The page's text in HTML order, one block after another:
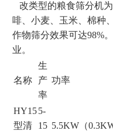
改类型的粮食筛分机
啡、小麦、玉米、棉种
作物筛分效果可达98%
业。
名称
生
产
率
功率
HY15
型清
5-
15 5.5KW（